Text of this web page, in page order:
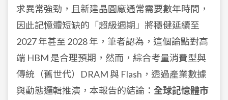
求異常強勁，且新建晶圓廠通常需要數年時間，
因此記憶體短缺的「超級週期」將穩健延續至
2027 年甚至 2028 年，筆者認為，這個論點對高
端 HBM 是合理預期，然而，綜合考量消費型與
傳統（舊世代）DRAM 與 Flash，透過產業數據
與動態邏輯推演，本報告的結論： 全球記憶體市